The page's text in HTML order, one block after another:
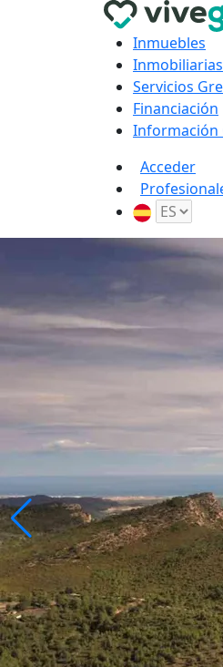
Inmuebles
Inmobiliarias
Servicios
Financiación
Información
Acceder